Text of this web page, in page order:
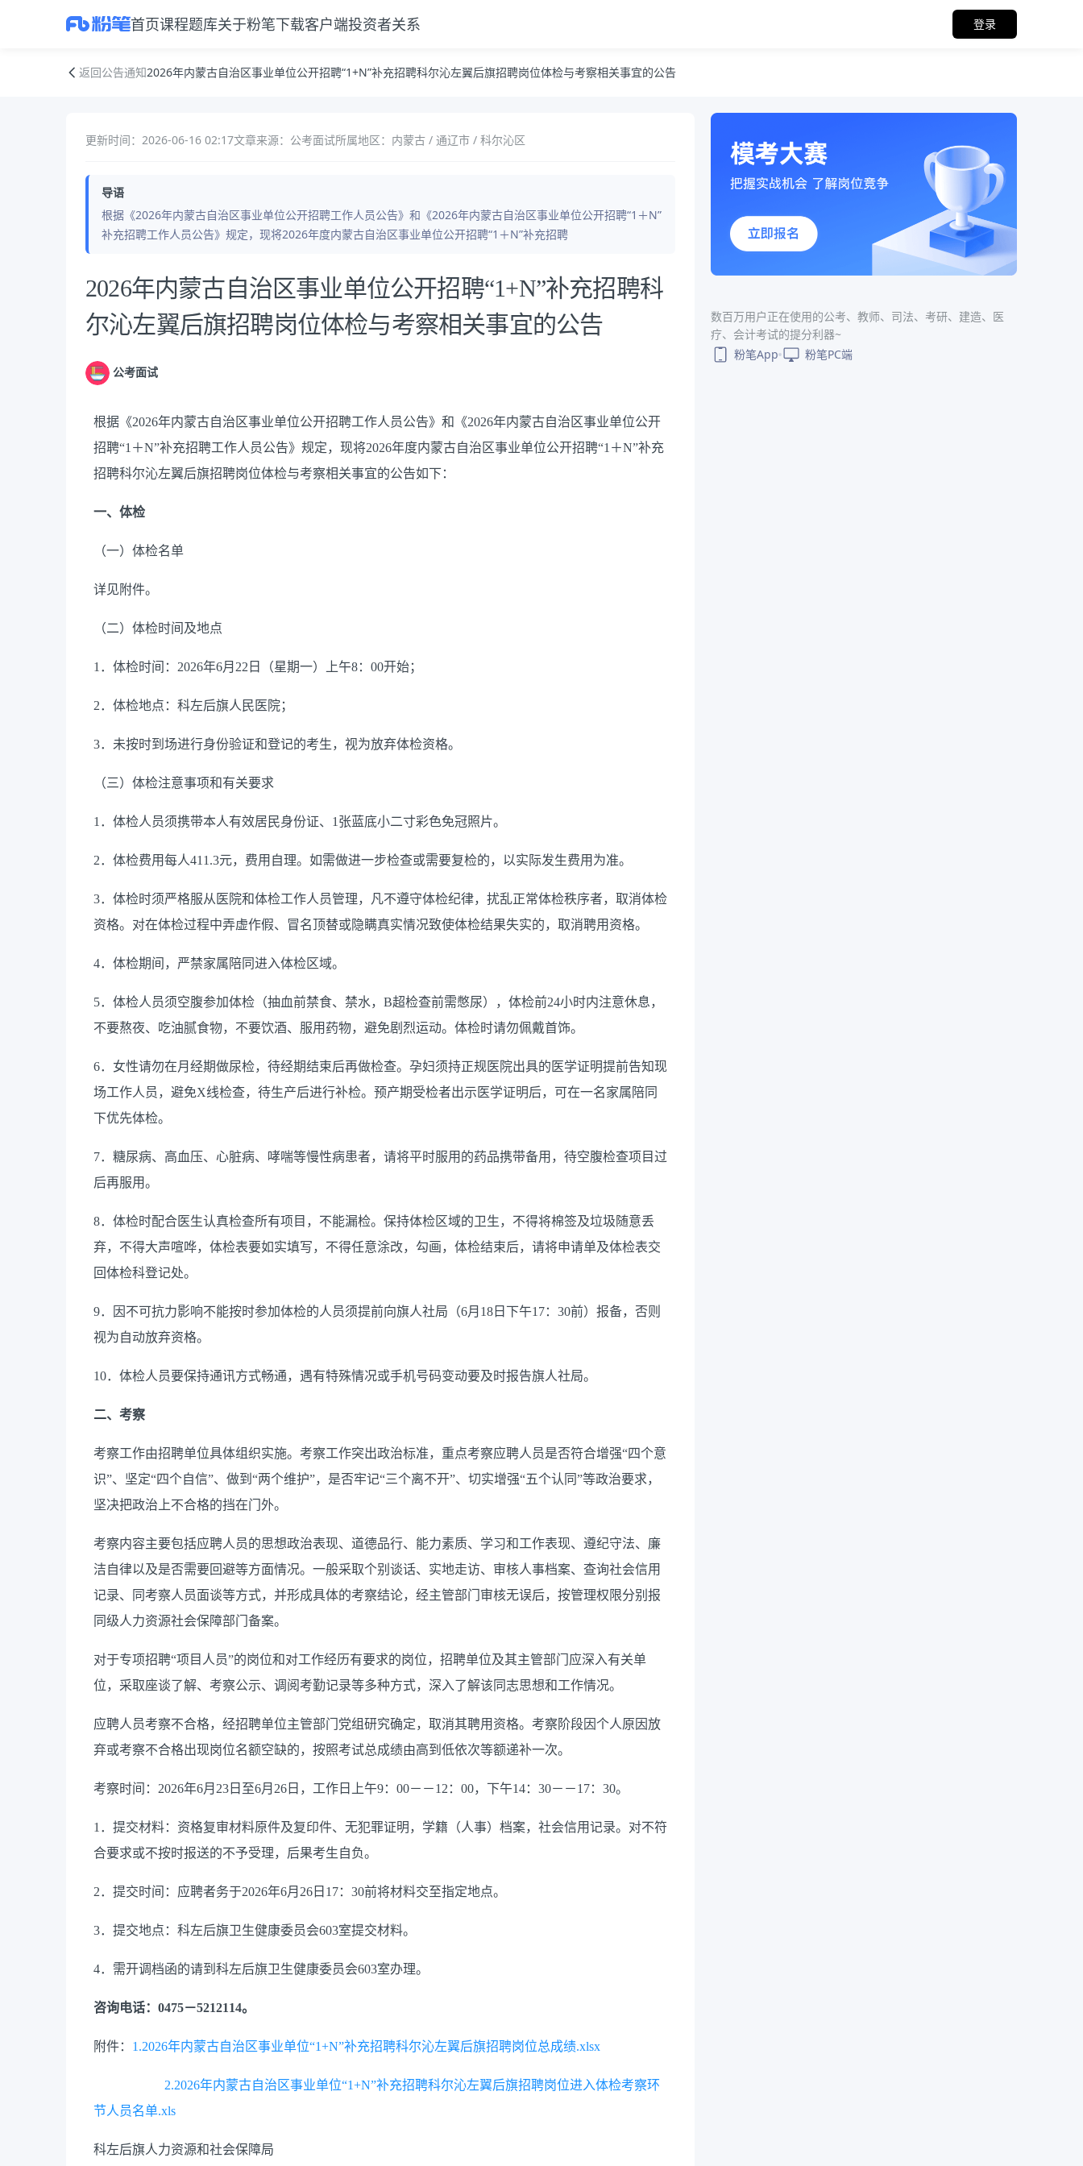
首页课程题库关于粉笔下载客户端投资者关系 登录
返回公告通知2026年内蒙古自治区事业单位公开招聘“1+N”补充招聘科尔沁左翼后旗招聘岗位体检与考察相关事宜的公告
更新时间：2026-06-16 02:17文章来源：公考面试所属地区：内蒙古 / 通辽市 / 科尔沁区
导语
根据《2026年内蒙古自治区事业单位公开招聘工作人员公告》和《2026年内蒙古自治区事业单位公开招聘“1＋N”
补充招聘工作人员公告》规定，现将2026年度内蒙古自治区事业单位公开招聘“1＋N”补充招聘
公告正文
2026年内蒙古自治区事业单位公开招聘“1+N”补充招聘科
尔沁左翼后旗招聘岗位体检与考察相关事宜的公告
公考面试
根据《2026年内蒙古自治区事业单位公开招聘工作人员公告》和《2026年内蒙古自治区事业单位公开
招聘“1＋N”补充招聘工作人员公告》规定，现将2026年度内蒙古自治区事业单位公开招聘“1＋N”补充
招聘科尔沁左翼后旗招聘岗位体检与考察相关事宜的公告如下：
一、体检
（一）体检名单
详见附件。
（二）体检时间及地点
1．体检时间：2026年6月22日（星期一）上午8：00开始；
2．体检地点：科左后旗人民医院；
3．未按时到场进行身份验证和登记的考生，视为放弃体检资格。
（三）体检注意事项和有关要求
1．体检人员须携带本人有效居民身份证、1张蓝底小二寸彩色免冠照片。
2．体检费用每人411.3元，费用自理。如需做进一步检查或需要复检的，以实际发生费用为准。
3．体检时须严格服从医院和体检工作人员管理，凡不遵守体检纪律，扰乱正常体检秩序者，取消体检
资格。对在体检过程中弄虚作假、冒名顶替或隐瞒真实情况致使体检结果失实的，取消聘用资格。
4．体检期间，严禁家属陪同进入体检区域。
5．体检人员须空腹参加体检（抽血前禁食、禁水，B超检查前需憋尿），体检前24小时内注意休息，
不要熬夜、吃油腻食物，不要饮酒、服用药物，避免剧烈运动。体检时请勿佩戴首饰。
6．女性请勿在月经期做尿检，待经期结束后再做检查。孕妇须持正规医院出具的医学证明提前告知现
场工作人员，避免X线检查，待生产后进行补检。预产期受检者出示医学证明后，可在一名家属陪同
下优先体检。
7．糖尿病、高血压、心脏病、哮喘等慢性病患者，请将平时服用的药品携带备用，待空腹检查项目过
后再服用。
8．体检时配合医生认真检查所有项目，不能漏检。保持体检区域的卫生，不得将棉签及垃圾随意丢
弃，不得大声喧哗，体检表要如实填写，不得任意涂改，勾画，体检结束后，请将申请单及体检表交
回体检科登记处。
9．因不可抗力影响不能按时参加体检的人员须提前向旗人社局（6月18日下午17：30前）报备，否则
视为自动放弃资格。
10．体检人员要保持通讯方式畅通，遇有特殊情况或手机号码变动要及时报告旗人社局。
二、考察
考察工作由招聘单位具体组织实施。考察工作突出政治标准，重点考察应聘人员是否符合增强“四个意
识”、坚定“四个自信”、做到“两个维护”，是否牢记“三个离不开”、切实增强“五个认同”等政治要求，
坚决把政治上不合格的挡在门外。
考察内容主要包括应聘人员的思想政治表现、道德品行、能力素质、学习和工作表现、遵纪守法、廉
洁自律以及是否需要回避等方面情况。一般采取个别谈话、实地走访、审核人事档案、查询社会信用
记录、同考察人员面谈等方式，并形成具体的考察结论，经主管部门审核无误后，按管理权限分别报
同级人力资源社会保障部门备案。
对于专项招聘“项目人员”的岗位和对工作经历有要求的岗位，招聘单位及其主管部门应深入有关单
位，采取座谈了解、考察公示、调阅考勤记录等多种方式，深入了解该同志思想和工作情况。
应聘人员考察不合格，经招聘单位主管部门党组研究确定，取消其聘用资格。考察阶段因个人原因放
弃或考察不合格出现岗位名额空缺的，按照考试总成绩由高到低依次等额递补一次。
考察时间：2026年6月23日至6月26日，工作日上午9：00－－12：00，下午14：30－－17：30。
1．提交材料：资格复审材料原件及复印件、无犯罪证明，学籍（人事）档案，社会信用记录。对不符
合要求或不按时报送的不予受理，后果考生自负。
2．提交时间：应聘者务于2026年6月26日17：30前将材料交至指定地点。
3．提交地点：科左后旗卫生健康委员会603室提交材料。
4．需开调档函的请到科左后旗卫生健康委员会603室办理。
咨询电话：0475－5212114。
附件： 1.2026年内蒙古自治区事业单位“1+N”补充招聘科尔沁左翼后旗招聘岗位总成绩.xlsx
2.2026年内蒙古自治区事业单位“1+N”补充招聘科尔沁左翼后旗招聘岗位进入体检考察环
节人员名单.xls
科左后旗人力资源和社会保障局
数百万用户正在使用的公考、教师、司法、考研、建造、医
疗、会计考试的提分利器~
粉笔App
粉笔PC端